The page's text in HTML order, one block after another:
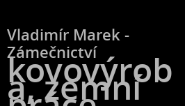
Vladimír Marek -
Zámečnictví
kovovýrob
a, zemní